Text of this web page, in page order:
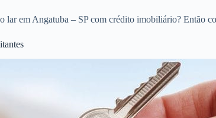
lar em Angatuba – SP com crédito imobiliário? Então